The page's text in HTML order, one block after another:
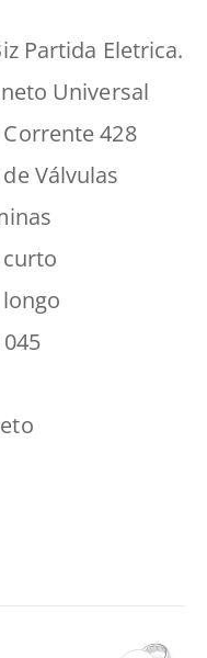
Partida Eletrica.
Universal
428
Válvulas
curto